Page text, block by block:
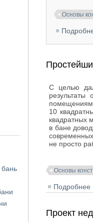
Основы
С целью
10
квадратных
в бане
не просто
Основы
Подробнее
Проект
бань